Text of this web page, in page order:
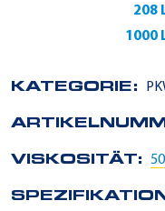
208
1000
KATEGORIE:
VISKOSITÄT: 50